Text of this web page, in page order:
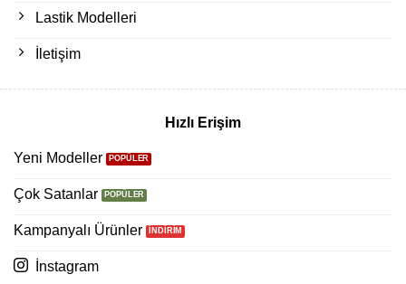
Lastik Modelleri
İletişim
Hızlı Erişim
Yeni Modeller
Çok Satanlar
Kampanyalı Ürünler
İnstagram